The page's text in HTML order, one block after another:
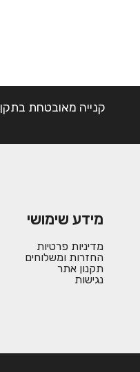
קנייה מאובטחת בתקן SSL
מידע שימושי
מדיניות פרטיות
החזרות ומשלוחים
תקנון אתר
נגישות